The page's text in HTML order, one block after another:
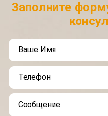
Заполните